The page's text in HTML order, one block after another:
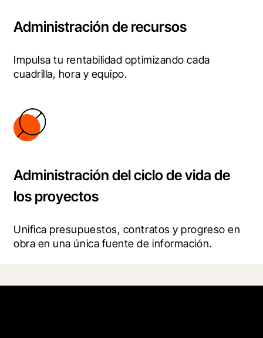
Administración de recursos
Impulsa tu rentabilidad optimizando cada
cuadrilla, hora y equipo.
Administración del ciclo de vida de
los proyectos
Unifica presupuestos, contratos y progreso en
obra en una única fuente de información.